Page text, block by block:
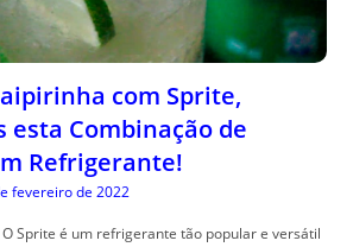
com Sprite,
esta Combinação de
Refrigerante!
fevereiro de 2022
Sprite é um refrigerante tão popular e versátil